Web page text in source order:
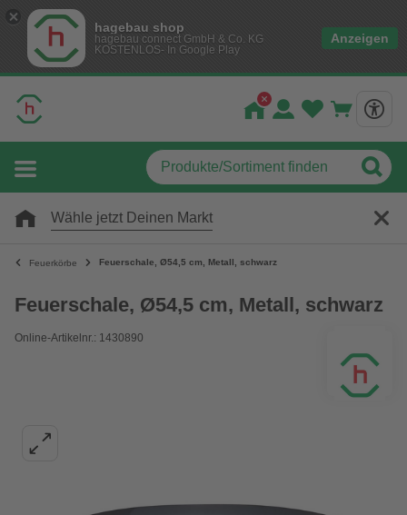
hagebau shop
hagebau connect GmbH & Co. KG
KOSTENLOS- In Google Play
Anzeigen
Wähle jetzt Deinen Markt
Feuerkörbe Feuerschale, Ø54,5 cm, Metall, schwarz
Feuerschale, Ø54,5 cm, Metall, schwarz
Online-Artikelnr.: 1430890